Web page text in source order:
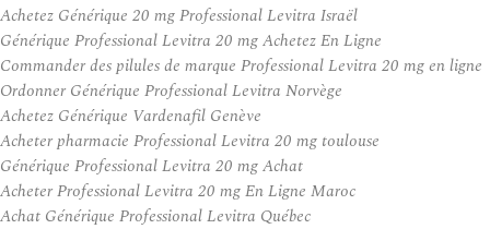
Achetez Générique 20 mg Professional Levitra Israël
Générique Professional Levitra 20 mg Achetez En Ligne
Commander des pilules de marque Professional Levitra 20 mg en ligne
Ordonner Générique Professional Levitra Norvège
Achetez Générique Vardenafil Genève
Acheter pharmacie Professional Levitra 20 mg toulouse
Générique Professional Levitra 20 mg Achat
Acheter Professional Levitra 20 mg En Ligne Maroc
Achat Générique Professional Levitra Québec